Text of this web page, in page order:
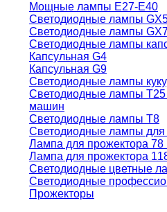
Мощные лампы E27-E40
Светодиодные лампы
Светодиодные лампы
Светодиодные лампы
Капсульная G4
Капсульная G9
Светодиодные лампы
Светодиодные лампы
машин
Светодиодные лампы T8
Светодиодные лампы для
Лампа для прожектора
Лампа для прожектора
Светодиодные цветные
Светодиодные
Прожекторы